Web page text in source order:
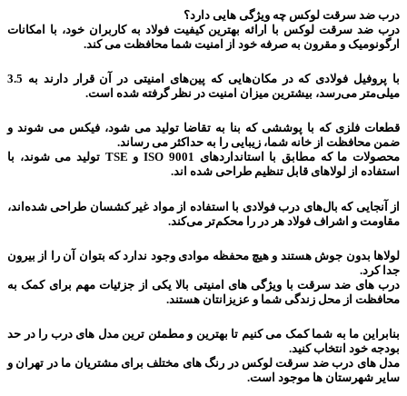
درب ضد سرقت لوکس چه ویژگی هایی دارد؟
درب ضد سرقت لوکس با ارائه بهترین کیفیت فولاد به کاربران خود، با امکانات
ارگونومیک و مقرون به صرفه خود از امنیت شما محافظت می کند.
با پروفیل فولادی که در مکان‌هایی که پین‌های امنیتی در آن قرار دارند به 3.5
میلی‌متر می‌رسد، بیشترین میزان امنیت در نظر گرفته شده است.
قطعات فلزی که با پوششی که بنا به تقاضا تولید می شود، فیکس می شوند و
ضمن محافظت از خانه شما، زیبایی را به حداکثر می رساند.
محصولات ما که مطابق با استانداردهای ISO 9001 و TSE تولید می شوند، با
استفاده از لولاهای قابل تنظیم طراحی شده اند.
از آنجایی که بال‌های درب فولادی با استفاده از مواد غیر کشسان طراحی شده‌اند،
مقاومت و اشراف فولاد هر در را محکم‌تر می‌کند.
لولاها بدون جوش هستند و هیچ محفظه موادی وجود ندارد که بتوان آن را از بیرون
جدا کرد.
درب های ضد سرقت با ویژگی های امنیتی بالا یکی از جزئیات مهم برای کمک به
محافظت از محل زندگی شما و عزیزانتان هستند.
بنابراین ما به شما کمک می کنیم تا بهترین و مطمئن ترین مدل های درب را در حد
بودجه خود انتخاب کنید.
مدل های درب ضد سرقت لوکس در رنگ های مختلف برای مشتریان ما در تهران و
سایر شهرستان ها موجود است.